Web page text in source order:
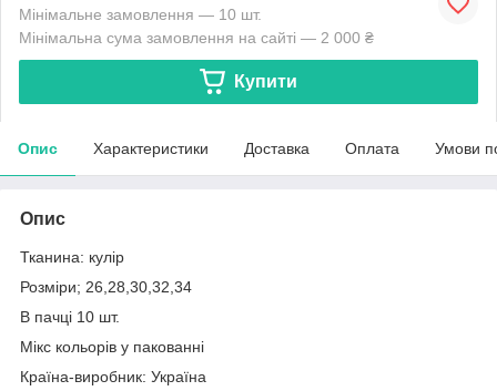
Мінімальне замовлення — 10 шт.
Мінімальна сума замовлення на сайті — 2 000 ₴
Купити
Опис Характеристики Доставка Оплата Умови
Опис
Тканина: кулір
Розміри; 26,28,30,32,34
В пачці 10 шт.
Мікс кольорів у пакованні
Країна-виробник: Україна